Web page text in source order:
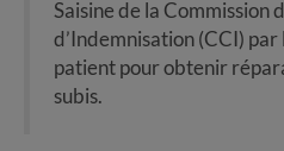
Saisine de la Commission
d’Indemnisation (CCI)
patient pour obtenir
subis.